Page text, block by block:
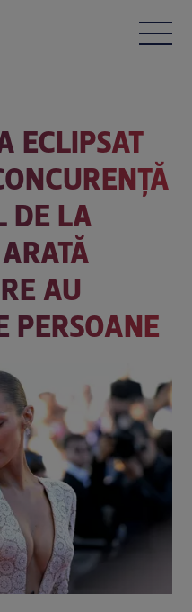
ECLIPSAT
DE LA
AU
PERSOANE